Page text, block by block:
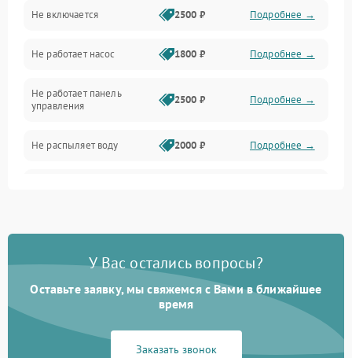
Нагрев
Вода
Гигиена
Программное обеспечение
Не включается 2500 ₽ Подробнее →
Не работает насос 1800 ₽ Подробнее →
Не работает панель
управления
2500 ₽ Подробнее →
Не распыляет воду 2000 ₽ Подробнее →
Проблемы с набором
Не работает сушилка 2100 ₽ Подробнее →
Сбои в работе таймера 1700 ₽
У Вас остались вопросы?
Оставьте заявку, мы свяжемся с Вами в ближайшее
время
Заказать звонок